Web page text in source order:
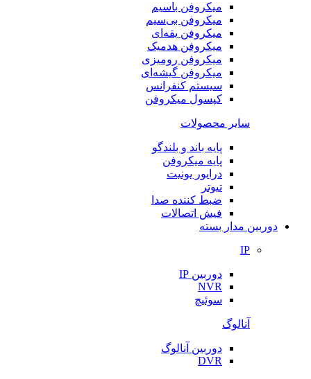
میکروفن باسیم
میکروفن بی‌سیم
میکروفن یقه‌ای
میکروفن هد‌میک
میکروفن رومیزی
میکروفن گیشه‌ای
سیستم کنفرانس
کپسول میکروفن
سایر محصولات
پایه باند و بلندگو
پایه میکروفن
درایور یونیت
تیوتر
ضبط کننده صدا
فیش اتصالات
دوربین مدار بسته
IP
دوربین IP
NVR
سوئیچ
آنالوگ
دوربین آنالوگ
DVR